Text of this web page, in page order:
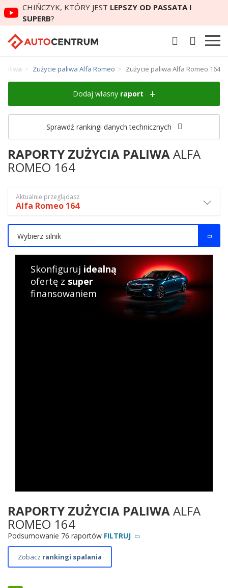
CHIŃCZYK, KTÓRY JEST LEPSZY OD PASSATA I
SUPERB?
paliwa Zużycie paliwa Alfa Romeo Zużycie paliwa Alfa Romeo 164
Dodaj własny raport
Sprawdź rankingi danych technicznych
RAPORTY ZUŻYCIA PALIWAALFA
ROMEO 164
Podsumowanie 76 raportów FILTRUJ
Zobacz rankingi spalania
RAPORTY ZUŻYCIA PALIWAALFA
ROMEO 164
Aktualnie przeglądasz
Alfa Romeo 164
Wybierz silnik
Skonfiguruj idealną
ofertę z super
finansowaniem